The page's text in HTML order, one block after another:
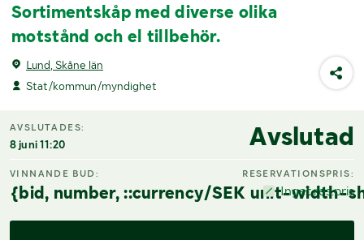
Sortimentskåp med diverse olika
motstånd och el tillbehör.
Lund, Skåne län
Stat/kommun/myndighet
AVSLUTADES:
8 juni 11:20 Avslutad
VINNANDE BUD:
{bid, number, ::currency/SEK unit-width-
RESERVATIONSPRIS:
Inget res.pris